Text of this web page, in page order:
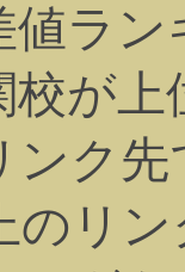
値ラ
校が
ンク
のリ